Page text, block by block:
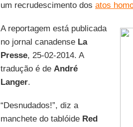
um recrudescimento dos atos
A reportagem está publicada
no jornal canadense La
Presse, 25-02-2014. A
tradução é de André
Langer.
“Desnudados!”, diz a
manchete do tablóide Red